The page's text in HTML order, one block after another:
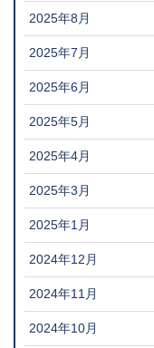
2025年8月
2025年7月
2025年6月
2025年5月
2025年4月
2025年3月
2025年1月
2024年12月
2024年11月
2024年10月